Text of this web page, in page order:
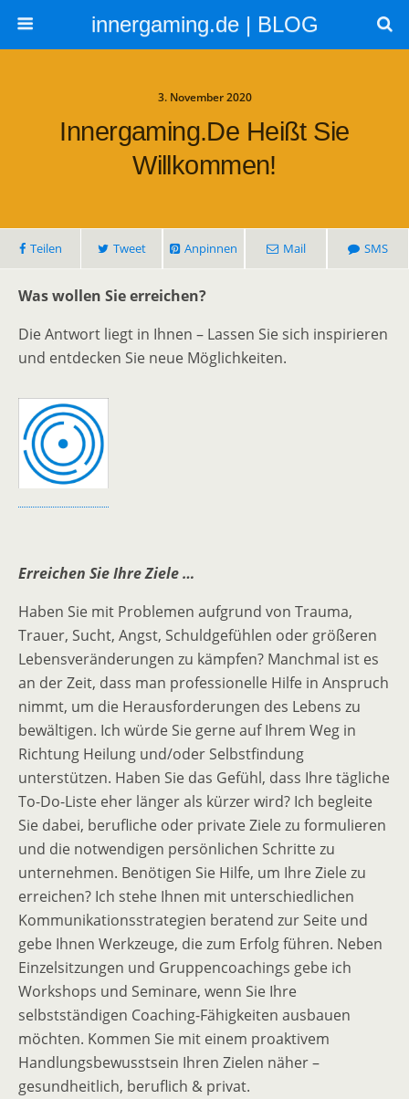
innergaming.de | BLOG
3. November 2020
Innergaming.de Heißt Sie
Willkommen!
Teilen Tweet Anpinnen Mail SMS
Was wollen Sie erreichen?
Die Antwort liegt in Ihnen – Lassen Sie sich inspirieren
und entdecken Sie neue Möglichkeiten.
Erreichen Sie Ihre Ziele …
Haben Sie mit Problemen aufgrund von Trauma,
Trauer, Sucht, Angst, Schuldgefühlen oder größeren
Lebensveränderungen zu kämpfen? Manchmal ist es
an der Zeit, dass man professionelle Hilfe in Anspruch
nimmt, um die Herausforderungen des Lebens zu
bewältigen. Ich würde Sie gerne auf Ihrem Weg in
Richtung Heilung und/oder Selbstfindung
unterstützen. Haben Sie das Gefühl, dass Ihre tägliche
To-Do-Liste eher länger als kürzer wird? Ich begleite
Sie dabei, berufliche oder private Ziele zu formulieren
und die notwendigen persönlichen Schritte zu
unternehmen. Benötigen Sie Hilfe, um Ihre Ziele zu
erreichen? Ich stehe Ihnen mit unterschiedlichen
Kommunikationsstrategien beratend zur Seite und
gebe Ihnen Werkzeuge, die zum Erfolg führen. Neben
Einzelsitzungen und Gruppencoachings gebe ich
Workshops und Seminare, wenn Sie Ihre
selbstständigen Coaching-Fähigkeiten ausbauen
möchten. Kommen Sie mit einem proaktivem
Handlungsbewusstsein Ihren Zielen näher –
gesundheitlich, beruflich & privat.